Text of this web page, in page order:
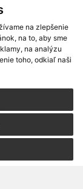
na zlepšenie
na to, aby sme
na analýzu
toho, odkiaľ naši
s využitím RSS
stránok,web portál
domény